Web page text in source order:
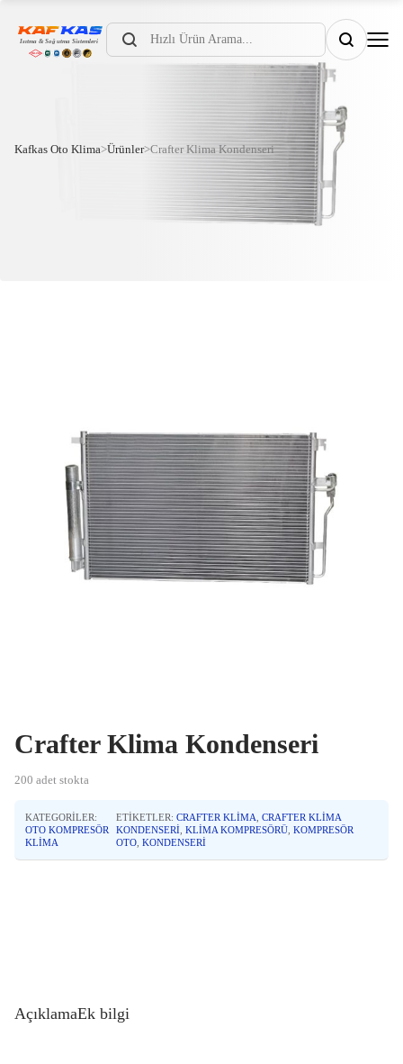
Products
search
Kafkas Oto Klima>Ürünler>Crafter Klima Kondenseri
Crafter Klima Kondenseri
200 adet stokta
KATEGORILER:
OTO KOMPRESÖR
KLIMA
ETIKETLER:CRAFTER KLIMA ,CRAFTER KLIMA
KONDENSERI ,KLIMA KOMPRESÖRÜ ,KOMPRESÖR
OTO ,KONDENSERI
AçıklamaEk bilgi